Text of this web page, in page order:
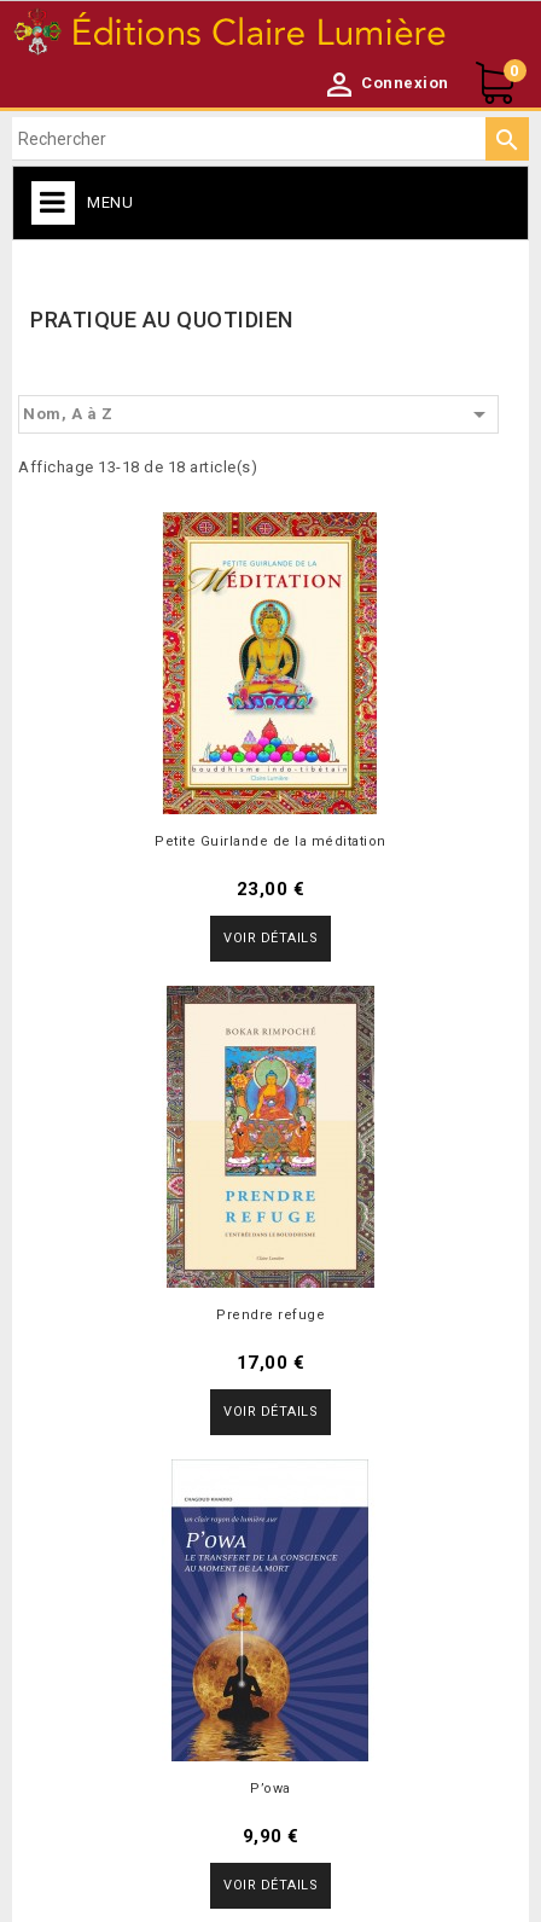
 Connexion
0

MENU
PRATIQUE AU QUOTIDIEN
Nom, A à Z 
Affichage 13-18 de 18 article(s)
Petite Guirlande de la méditation
23,00 €
VOIR DÉTAILS
Prendre refuge
17,00 €
VOIR DÉTAILS
P’owa
9,90 €
VOIR DÉTAILS